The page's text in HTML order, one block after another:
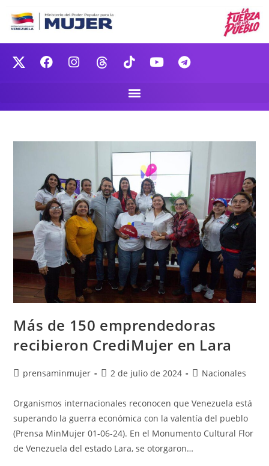
Más de 150 emprendedoras
recibieron CrediMujer en Lara
prensaminmujer 2 de julio de 2024 Nacionales
Organismos internacionales reconocen que Venezuela está
superando la guerra económica con la valentía del pueblo
(Prensa MinMujer 01-06-24). En el Monumento Cultural Flor
de Venezuela del estado Lara, se otorgaron…